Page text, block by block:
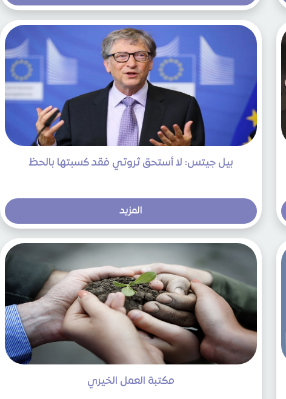
بيل جيتس: لا أستحق ثروتي فقد كسبتها بالحظ
المزيد
مكتبة العمل الخيري